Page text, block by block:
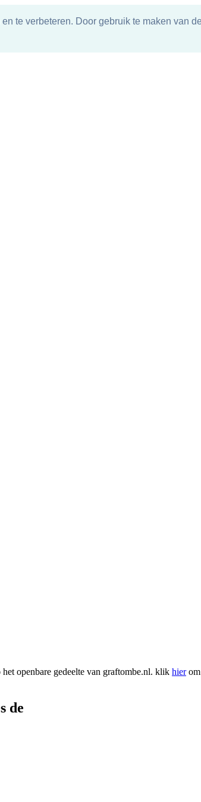
te verbeteren. Door gebruik te maken van
openbare gedeelte van graftombe.nl. klik hierom
de